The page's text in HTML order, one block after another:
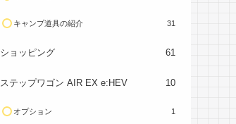
キャンプ道具の紹介 31
ショッピング 61
ステップワゴン AIR EX e:HEV 10
オプション 1